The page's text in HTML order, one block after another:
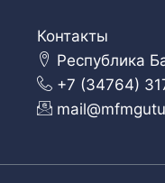
Контакты
Республика
+7 (34764)